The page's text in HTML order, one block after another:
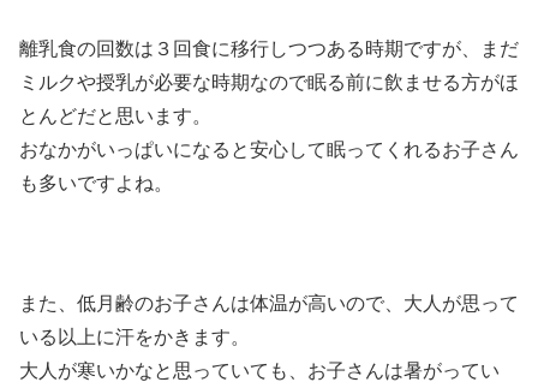
離乳食の回数は３回食に移行しつつある時期ですが、まだ
ミルクや授乳が必要な時期なので眠る前に飲ませる方がほ
とんどだと思います。
おなかがいっぱいになると安心して眠ってくれるお子さん
も多いですよね。
また、低月齢のお子さんは体温が高いので、大人が思って
いる以上に汗をかきます。
大人が寒いかなと思っていても、お子さんは暑がってい